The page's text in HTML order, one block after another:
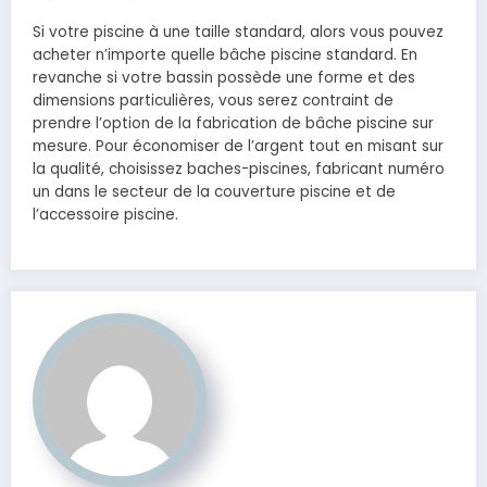
Si votre piscine à une taille standard, alors vous pouvez
acheter n’importe quelle bâche piscine standard. En
revanche si votre bassin possède une forme et des
dimensions particulières, vous serez contraint de
prendre l’option de la fabrication de bâche piscine sur
mesure. Pour économiser de l’argent tout en misant sur
la qualité, choisissez baches-piscines, fabricant numéro
un dans le secteur de la couverture piscine et de
l’accessoire piscine.